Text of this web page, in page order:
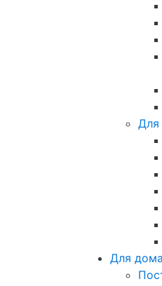
Для
Для дома